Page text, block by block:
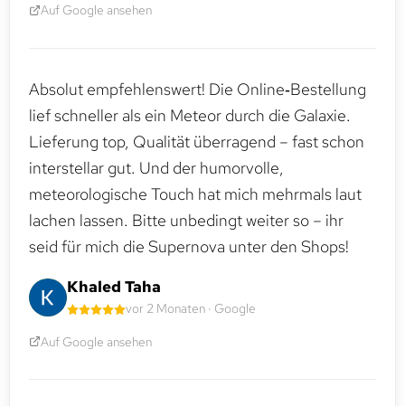
Auf Google ansehen
Absolut empfehlenswert! Die Online‑Bestellung
lief schneller als ein Meteor durch die Galaxie.
Lieferung top, Qualität überragend – fast schon
interstellar gut. Und der humorvolle,
meteorologische Touch hat mich mehrmals laut
lachen lassen. Bitte unbedingt weiter so – ihr
seid für mich die Supernova unter den Shops!
Khaled Taha
vor 2 Monaten · Google
Auf Google ansehen